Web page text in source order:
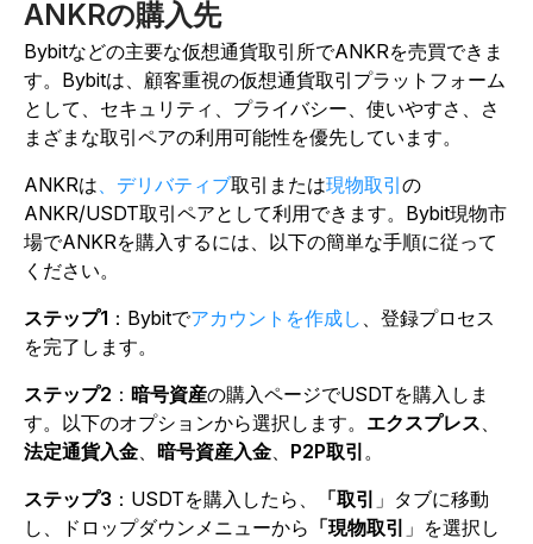
ANKRの購入先
Bybitなどの主要な仮想通貨取引所でANKRを売買できま
す。Bybitは、顧客重視の仮想通貨取引プラットフォーム
として、セキュリティ、プライバシー、使いやすさ、さ
まざまな取引ペアの利用可能性を優先しています。
ANKRは、デリバティブ取引または現物取引の
ANKR/USDT取引ペアとして利用できます。Bybit現物市
場でANKRを購入するには、以下の簡単な手順に従って
ください。
ステップ1 ：Bybitでアカウントを作成し 、登録プロセス
を完了します。
ステップ2 ： 暗号資産の購入ページでUSDTを購入しま
す。以下のオプションから選択します。 エクスプレス、
法定通貨入金、 暗号資産入金、 P2P取引 。
ステップ3 ：USDTを購入したら、 「取引 」タブに移動
し、ドロップダウンメニューから 「現物取引 」を選択し